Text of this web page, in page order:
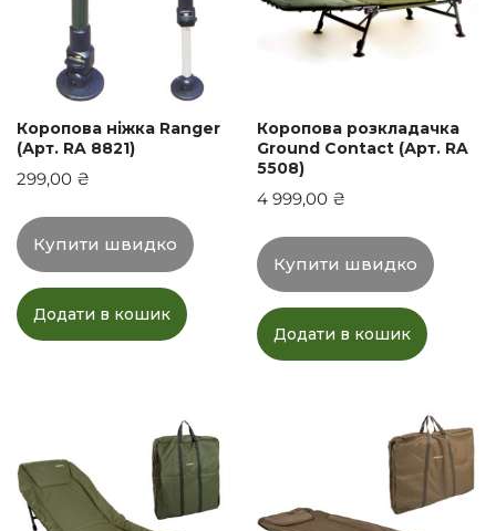
Коропова ніжка Ranger
(Арт. RA 8821)
299,00 ₴
Купити швидко
Додати в кошик
Коропова розкладачка
Ground Contact (Арт. RA
5508)
4 999,00 ₴
Купити швидко
Додати в кошик